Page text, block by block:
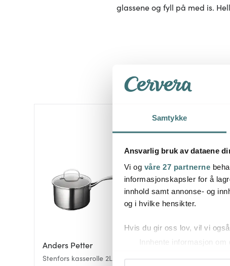
Samtykke
Ansvarlig bruk av dataene
Vi og våre 27 partnerne
informasjonskapsler for å
innhold samt annonse- og
og i hvilke hensikter.
Hvis du gir oss lov, vil vi
Innhente informasjon
glassene og fyll på med is.
Anders Petter
Stenfors kasserolle 2L matt
Nachtmann